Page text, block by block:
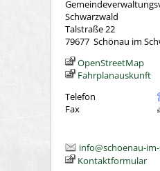
Schwarzwald
Talstraße 22
79677 Schönau im
OpenStreetMap
Fahrplanauskunft
Telefon
Fax
info@schoenau-
Kontaktformular